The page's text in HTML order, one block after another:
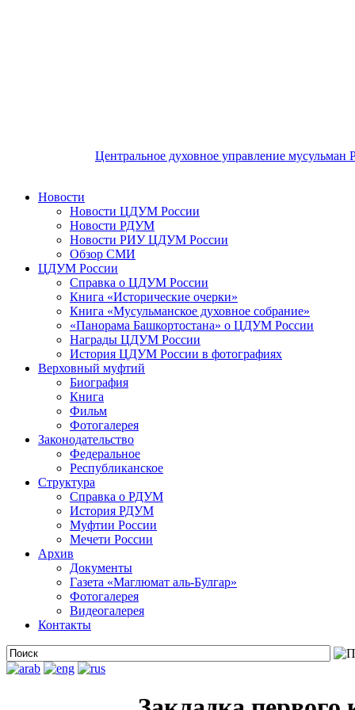
Центральное духовное управление мусульман
Новости
Новости ЦДУМ России
Новости РДУМ
Новости РИУ ЦДУМ России
Обзор СМИ
ЦДУМ России
Справка о ЦДУМ России
Книга «Исторические очерки»
Книга «Мусульманское духовное собрание»
«Панорама Башкортостана» о ЦДУМ России
Награды ЦДУМ России
История ЦДУМ России в фотографиях
Верховный муфтий
Биография
Книга
Фильм
Фотогалерея
Законодательство
Федеральное
Республиканское
Структура
Справка о РДУМ
История РДУМ
Муфтии России
Мечети России
Архив
Документы
Газета «Маглюмат аль-Булгар»
Фотогалерея
Видеогалерея
Контакты